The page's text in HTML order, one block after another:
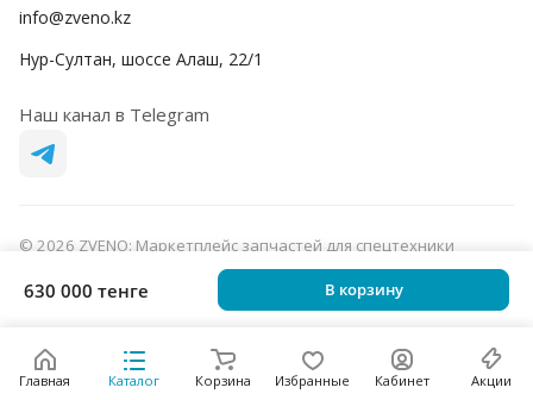
630 000 тенге В корзину
info@zveno.kz
Нур-Султан, шоссе Алаш, 22/1
Наш канал в Telegram
© 2026 ZVENO: Маркетплейс запчастей для спецтехники
Конфиденциальность
Главная Каталог Корзина Избранные Кабинет Акции